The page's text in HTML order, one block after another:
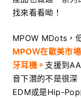
找來看看呦！
MPOW MDots，
MPOＷ在歐美市
牙耳機。 支援到
音下潛的不是很深
EDM或是Hip-